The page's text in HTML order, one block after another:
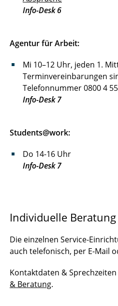
Info-Desk 6
Agentur für Arbeit:
Mi 10–12 Uhr, jeden 1.
Terminvereinbarungen
Telefonnummer 0800 4
Info-Desk 7
Students@work:
Do 14-16 Uhr
Info-Desk 7
Individuelle Beratung
Die einzelnen Service-
auch telefonisch, per E-Mail
Kontaktdaten &
& Beratung.